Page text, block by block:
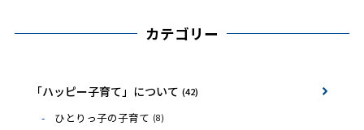
カテゴリー
「ハッピー子育て」について (42)
ひとりっ子の子育て (8)